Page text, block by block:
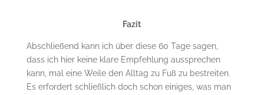
Fazit
Abschließend kann ich über diese 60 Tage sagen,
dass ich hier keine klare Empfehlung aussprechen
kann, mal eine Weile den Alltag zu Fuß zu bestreiten.
Es erfordert schließlich doch schon einiges, was man